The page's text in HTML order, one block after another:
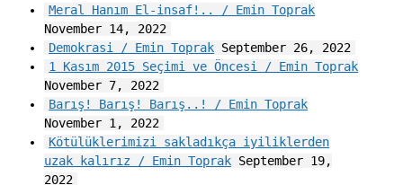
Meral Hanım El-insaf!.. / Emin Toprak
November 14, 2022
Demokrasi / Emin Toprak September 26, 2022
1 Kasım 2015 Seçimi ve Öncesi / Emin Toprak
November 7, 2022
Barış! Barış! Barış..! / Emin Toprak
November 1, 2022
Kötülüklerimizi sakladıkça iyiliklerden
uzak kalırız / Emin ToprakSeptember 19,
2022